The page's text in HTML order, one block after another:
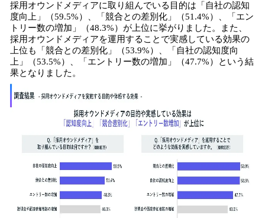
採用オウンドメディアに取り組んでいる目的は「自社の認知
度向上」（59.5%）、「競合との差別化」（51.4%）、「エン
トリー数の増加」（48.3%）が上位に挙がりました。また、
採用オウンドメディアを運用することで実感している効果の
上位も「競合との差別化」（53.9%）、「自社の認知度向
上」（53.5%）、「エントリー数の増加」（47.7%）という結
果となりました。